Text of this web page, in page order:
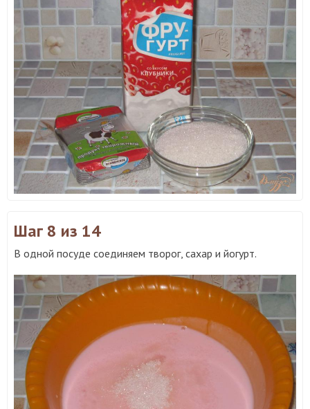
Шаг 8 из 14
В одной посуде соединяем творог, сахар и йогурт.